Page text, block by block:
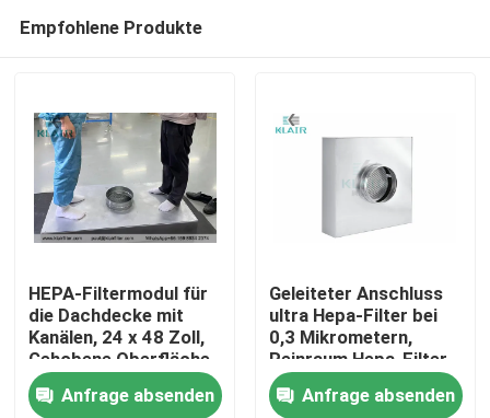
Empfohlene Produkte
HEPA-Filtermodul für
die Dachdecke mit
Kanälen, 24 x 48 Zoll,
Gehobene Oberfläche
Anfrage absenden
Geleiteter Anschluss
ultra Hepa-Filter bei
0,3 Mikrometern,
Reinraum Hepa-Filter
Anfrage absenden